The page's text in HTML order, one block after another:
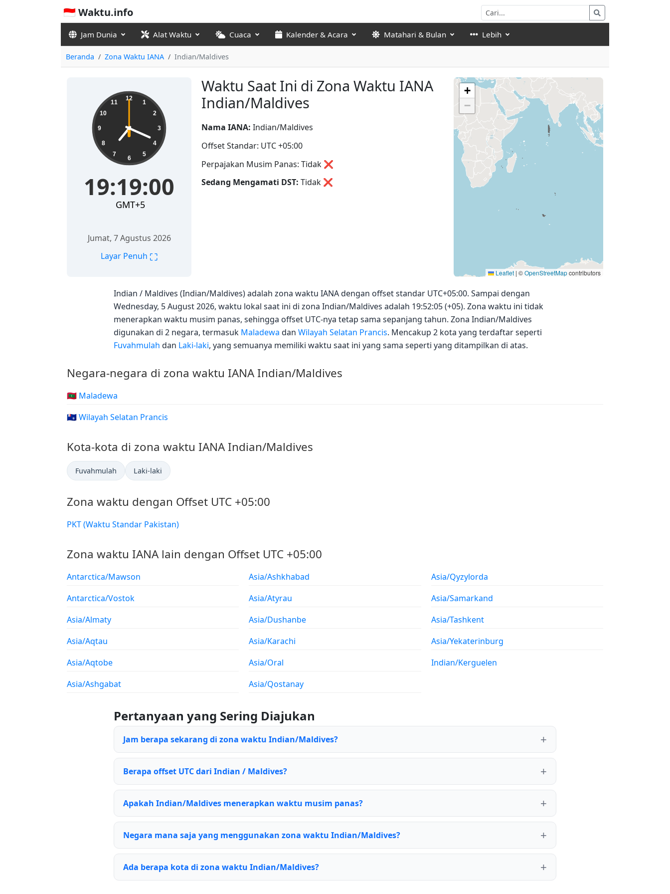
🇮🇩 Waktu.info
Jam Dunia Alat Waktu Cuaca Kalender & Acara Matahari & Bulan Lebih
Beranda Zona Waktu IANA Indian/Maldives
Waktu Saat Ini di Zona Waktu IANA
Indian/Maldives
19:19:00 12
1
2
3
4
5
6
7
8
9
10
11
19:19:00
GMT+5
Jumat, 7 Agustus 2026
Layar Penuh ⛶
Nama IANA: Indian/Maldives
Offset Standar: UTC +05:00
Perpajakan Musim Panas: Tidak ❌
Sedang Mengamati DST: Tidak ❌
+
−
Leaflet | ©OpenStreetMapcontributors
Indian / Maldives (Indian/Maldives) adalah zona waktu IANA dengan offset standar UTC+05:00. Sampai dengan
Wednesday, 5 August 2026, waktu lokal saat ini di zona Indian/Maldives adalah 19:52:05 (+05). Zona waktu ini tidak
menerapkan waktu musim panas, sehingga offset UTC-nya tetap sama sepanjang tahun. Zona Indian/Maldives
digunakan di 2 negara, termasuk Maladewa dan Wilayah Selatan Prancis. Mencakup 2 kota yang terdaftar seperti
Fuvahmulah dan Laki-laki, yang semuanya memiliki waktu saat ini yang sama seperti yang ditampilkan di atas.
Negara-negara di zona waktu IANA Indian/Maldives
🇲🇻 Maladewa
🇹🇫 Wilayah Selatan Prancis
Kota-kota di zona waktu IANA Indian/Maldives
Fuvahmulah Laki-laki
Zona waktu dengan Offset UTC +05:00
PKT (Waktu Standar Pakistan)
Zona waktu IANA lain dengan Offset UTC +05:00
Antarctica/Mawson
Antarctica/Vostok
Asia/Almaty
Asia/Aqtau
Asia/Aqtobe
Asia/Ashgabat
Asia/Ashkhabad
Asia/Atyrau
Asia/Dushanbe
Asia/Karachi
Asia/Oral
Asia/Qostanay
Asia/Qyzylorda
Asia/Samarkand
Asia/Tashkent
Asia/Yekaterinburg
Indian/Kerguelen
Pertanyaan yang Sering Diajukan
Jam berapa sekarang di zona waktu Indian/Maldives?
Berapa offset UTC dari Indian / Maldives?
Apakah Indian/Maldives menerapkan waktu musim panas?
Negara mana saja yang menggunakan zona waktu Indian/Maldives?
Ada berapa kota di zona waktu Indian/Maldives?